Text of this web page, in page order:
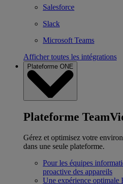
Salesforce
Slack
Microsoft Teams
Afficher toutes les intégrations
Plateforme ONE
Plateforme
Gérez et optimisez votre
dans une seule plateforme.
Pour les équipes
proactive des appareils
Une expérience optimale